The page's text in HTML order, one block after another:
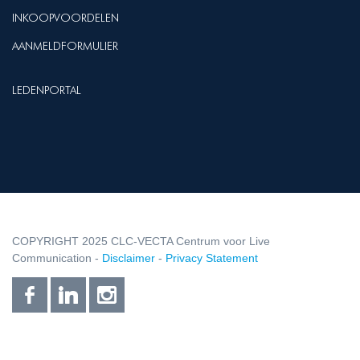
INKOOPVOORDELEN
AANMELDFORMULIER
LEDENPORTAL
COPYRIGHT 2025 CLC-VECTA Centrum voor Live
Communication - Disclaimer - Privacy Statement